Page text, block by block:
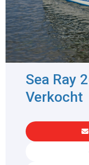
Sea Ray
Verkocht